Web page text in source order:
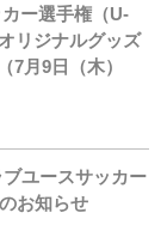
ー選手権（U-
リジナルグッズ
7月9日（木）
ユースサッカー
お知らせ